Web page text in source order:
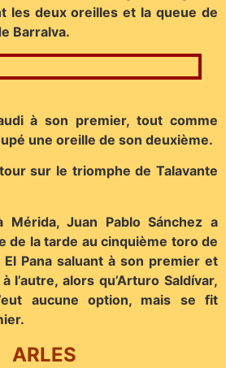
les deux oreilles et la queue de
Barralva.
à son premier, tout comme
une oreille de son deuxième.
sur le triomphe de Talavante
Mérida, Juan Pablo Sánchez a
de la tarde au cinquième toro de
Pana saluant à son premier et
l’autre, alors qu’Arturo Saldívar,
aucune option, mais se fit
ARLES